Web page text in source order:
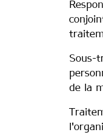
Sous-
de la